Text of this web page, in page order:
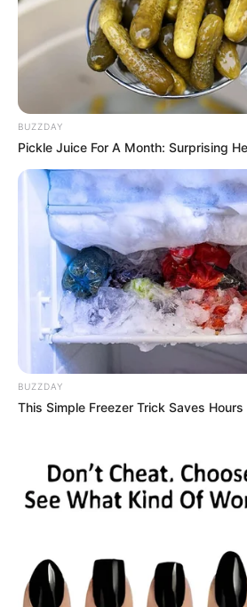
BUZZDAY
Pickle Juice For A Month: Surprising
BUZZDAY
This Simple Freezer Trick Saves Hours